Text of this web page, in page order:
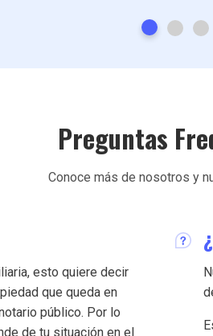
Preguntas
Conoce más de nosotros y
esto quiere decir
que queda en
público. Por lo
de tu situación en el